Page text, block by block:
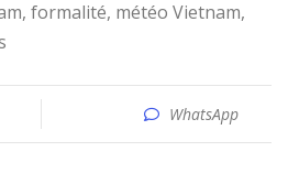
formalité, météo Vietnam,
WhatsApp